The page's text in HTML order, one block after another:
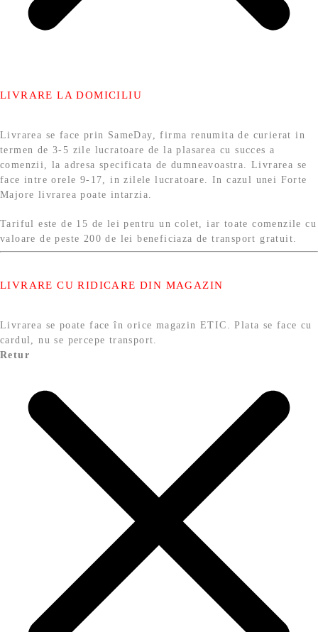
LIVRARE LA DOMICILIU
Livrarea se face prin SameDay, firma renumita de curierat in
termen de 3-5 zile lucratoare de la plasarea cu succes a
comenzii, la adresa specificata de dumneavoastra. Livrarea se
face intre orele 9-17, in zilele lucratoare. In cazul unei Forte
Majore livrarea poate intarzia.
Tariful este de 15 de lei pentru un colet, iar toate comenzile cu
valoare de peste 200 de lei beneficiaza de transport gratuit.
LIVRARE CU RIDICARE DIN MAGAZIN
Livrarea se poate face în orice magazin ETIC. Plata se face cu
cardul, nu se percepe transport.
Retur